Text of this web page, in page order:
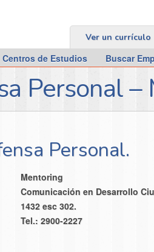
Ver un currículo
Centros de Estudios Buscar
Personal –
Personal.
Mentoring
Comunicación en Desarrollo
1432 esc 302.
Tel.: 2900-2227